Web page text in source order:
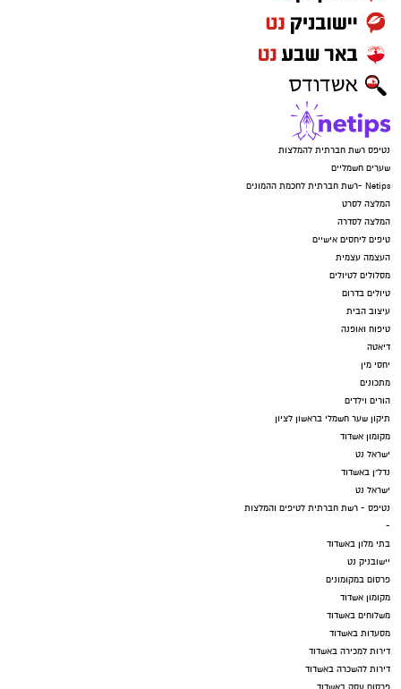
נטיפס רשת חברתית להמלצות
שערים חשמליים
Netips -רשת חברתית לחכמת ההמונים
המלצה לסרט
המלצה לסדרה
טיפים ליחסים אישיים
העצמה עצמית
מסלולים לטיולים
טיולים בדרום
עיצוב הבית
טיפוח ואופנה
דיאטה
יחסי מין
מתכונים
הורים וילדים
תיקון שער חשמלי בראשון לציון
מקומון אשדוד
ישראל נט
נדל"ן באשדוד
ישראל נט
נטיפס - רשת חברתית לטיפים והמלצות
-
בתי מלון באשדוד
יישובניק נט
פרסום במקומונים
מקומון אשדוד
משלוחים באשדוד
מסעדות באשדוד
דירות למכירה באשדוד
דירות להשכרה באשדוד